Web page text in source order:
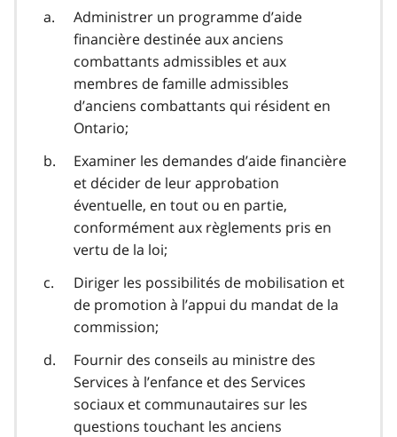
Administrer un programme d’aide
financière destinée aux anciens
combattants admissibles et aux
membres de famille admissibles
d’anciens combattants qui résident en
Ontario;
Examiner les demandes d’aide financière
et décider de leur approbation
éventuelle, en tout ou en partie,
conformément aux règlements pris en
vertu de la loi;
Diriger les possibilités de mobilisation et
de promotion à l’appui du mandat de la
commission;
Fournir des conseils au ministre des
Services à l’enfance et des Services
sociaux et communautaires sur les
questions touchant les anciens